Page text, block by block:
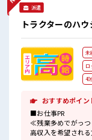
派遣
トラクターのハ
未
ロ
40
おすすめポイン
■お仕事PR
≪残業多めでがっ
高収入を希望される